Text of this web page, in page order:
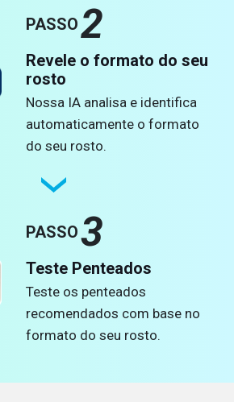
PASSO2
Revele o formato do seu
rosto
Nossa IA analisa e identifica
automaticamente o formato
do seu rosto.
PASSO3
Teste Penteados
Teste os penteados
recomendados com base no
formato do seu rosto.